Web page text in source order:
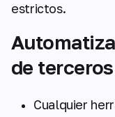
estrictos.
de terceros
Cualquier